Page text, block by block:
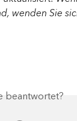
wenden Sie
beantwortet?